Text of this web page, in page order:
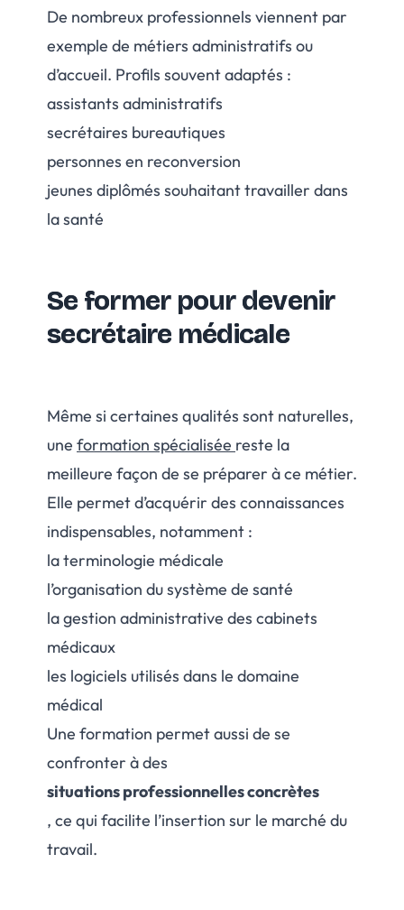
De nombreux professionnels viennent par
exemple de métiers administratifs ou
d’accueil. Profils souvent adaptés :
assistants administratifs
secrétaires bureautiques
personnes en reconversion
jeunes diplômés souhaitant travailler dans
la santé
Se former pour devenir
secrétaire médicale
Même si certaines qualités sont naturelles,
une formation spécialisée reste la
meilleure façon de se préparer à ce métier.
Elle permet d’acquérir des connaissances
indispensables, notamment :
la terminologie médicale
l’organisation du système de santé
la gestion administrative des cabinets
médicaux
les logiciels utilisés dans le domaine
médical
Une formation permet aussi de se
confronter à des
situations professionnelles concrètes
, ce qui facilite l’insertion sur le marché du
travail.